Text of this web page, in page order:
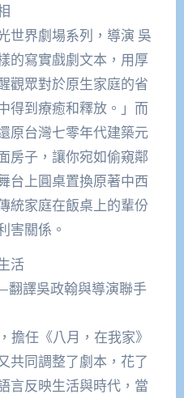
世界劇場系列，導演 吳
的寫實戲劇文本，用厚
觀眾對於原生家庭的省
得到療癒和釋放。」而
原台灣七零年代建築元
房子，讓你宛如偷窺鄰
台上圓桌置換原著中西
統家庭在飯桌上的輩份
害關係。
活
翻譯吳政翰與導演聯手
擔任《八月，在我家》
共同調整了劇本，花了
言反映生活與時代，當